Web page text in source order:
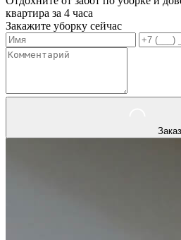
квартира за 4 часа
Закажите уборку сейчас